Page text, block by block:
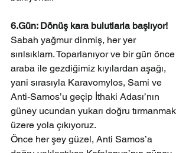
6.Gün: Dönüş kara bulutlarla başlıyor!
Sabah yağmur dinmiş, her yer
sırılsıklam. Toparlanıyor ve bir gün önce
araba ile gezdiğimiz kıyılardan aşağı,
yani sırasıyla Karavomylos, Sami ve
Anti-Samos’u geçip İthaki Adası’nın
güney ucundan yukarı doğru tırmanmak
üzere yola çıkıyoruz.
Önce her şey güzel, Anti Samos’a